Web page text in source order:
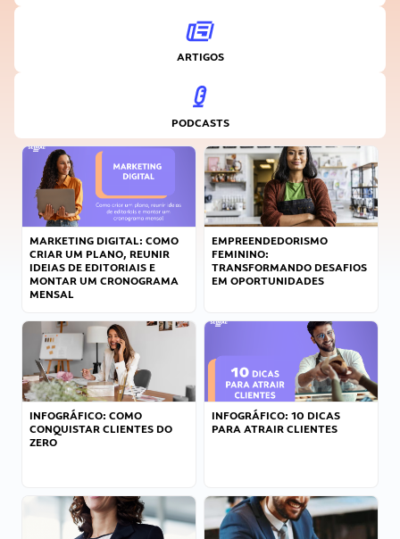
ARTIGOS
PODCASTS
MARKETING DIGITAL: COMO
CRIAR UM PLANO, REUNIR
IDEIAS DE EDITORIAIS E
MONTAR UM CRONOGRAMA
MENSAL
EMPREENDEDORISMO
FEMININO:
TRANSFORMANDO DESAFIOS
EM OPORTUNIDADES
INFOGRÁFICO: COMO
CONQUISTAR CLIENTES DO
ZERO
INFOGRÁFICO: 10 DICAS
PARA ATRAIR CLIENTES